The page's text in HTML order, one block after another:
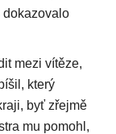
dokazovalo
mezi vítěze,
který
byť zřejmě
mu pomohl,